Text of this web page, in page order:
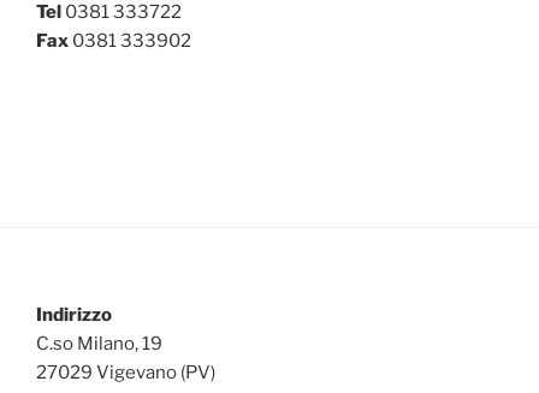
Tel 0381 333722
Fax 0381 333902
Indirizzo
C.so Milano, 19
27029 Vigevano (PV)